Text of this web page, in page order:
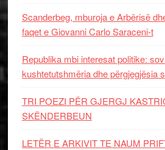
Scanderbeg, mburoja e Arbërisë
faqet e Giovanni Carlo Saraceni-t
Republika mbi interesat politike:
kushtetutshmëria dhe përgjegjësia
TRI POEZI PËR GJERGJ
SKËNDERBEUN
LETËR E ARKIVIT TE NAUM